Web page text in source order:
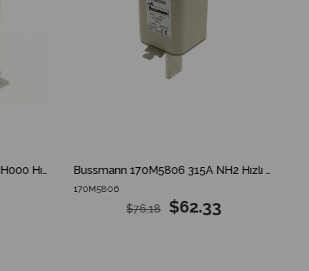
Bussmann 170M1568 125A NH000 Hızlı Bıçaklı Sigorta Bussmann 170M5806 315A NH2 Hızlı Bıçaklı Sigorta
170M5806
$62.33
$76.18